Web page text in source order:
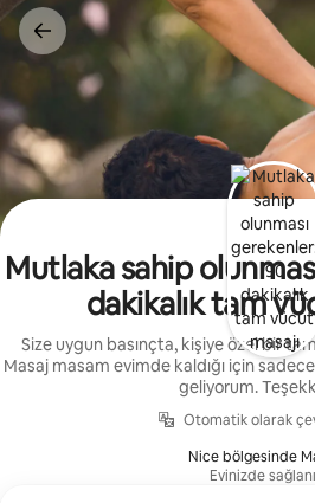
İçeriğe
atla
Mutlaka sahip
dakikalık tam
Size uygun basınçta, kişiye özel bir
Masaj masam evimde kaldığı için
geliyorum.
Otomatik olarak
Nice bölgesinde
Evinizde